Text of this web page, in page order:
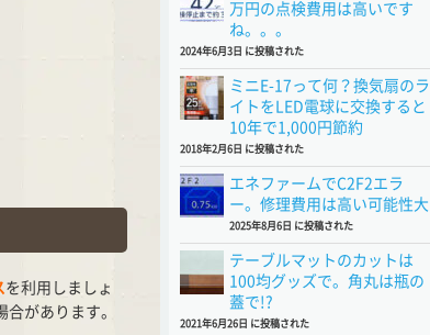
を利用しましょ
合があります。
万円の点検費用は高いです
ね。。。
2024年6月3日 に投稿された
ミニE-17って何？換気扇のラ
イトをLED電球に交換すると
10年で1,000円節約
2018年2月6日 に投稿された
エネファームでC2F2エラ
ー。修理費用は高い可能性大
2025年8月6日 に投稿された
テーブルマットのカットは
100均グッズで。角丸は瓶の
蓋で!?
2021年6月26日 に投稿された